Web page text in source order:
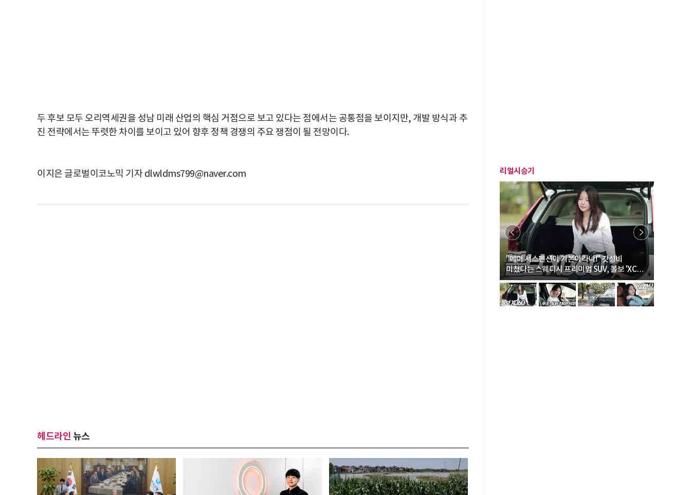
두 후보 모두 오리역세권을 성남 미래 산업의 핵심 거점으로 보고 있다는 점에서는 공통점을 보이지만, 개발 방식과 추
진 전략에서는 뚜렷한 차이를 보이고 있어 향후 정책 경쟁의 주요 쟁점이 될 전망이다.
이지은 글로벌이코노믹 기자 dlwldms799@naver.com
헤드라인 뉴스
리얼시승기
"에어 서스펜션이 기본이라니!" 갓성비
미쳤다는 스웨디시 프리미엄 SUV, 볼보 'XC60
B5 울트라'